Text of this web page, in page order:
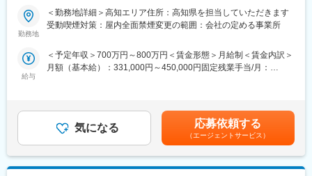
に目標を持っていただきます。
■転勤は基本的にありません。(管理職になった場合、打診可能性
【中途入社者アンケート】
（3）面接官・人
■働いてみて感じた魅力
（1）人間関係が良い、先輩が親切
（3）様々な業界の普段会えない役職者に会える
重度障害のある方や高齢者の方等に医療的ケアサービスを行う訪
ジャー候補を募集します。
★下記インタビューをぜひご覧ください！
・部門の運営、売上管理
・営業活動
・サービス提供管理・保守
・ご利用者様やご家族へのヒアリング、サービス設計・立上げ
・ケアマネージャーや医療機関、福祉事業所、行政等との調整
勤務地
＜勤務地詳細＞高知エリア住所：高知県を担当していただきます
受動喫煙対策：屋内全面禁煙変更の範囲：会社の定める事業所
給与
＜予定年収＞700万円～800万円＜賃金形態＞月給制＜賃金内訳＞
月額（基本給）：331,000円～450,000円固定残業手当/月：
有■賞与：年2回※前職給与を考慮※経験・スキル・スタートポジシ
ョンにおいて異なる※評価により昇格・昇給あり※エリアにより地
域加算手当分が異なる※時間外手当は別途全額支給賃金はあくまで
も目安の金額であり、選考を通じて上下する可能性があります。
月給(月額)は固定手当を含めた表記です。
気になる 応募依頼する
（エージェントサービス）